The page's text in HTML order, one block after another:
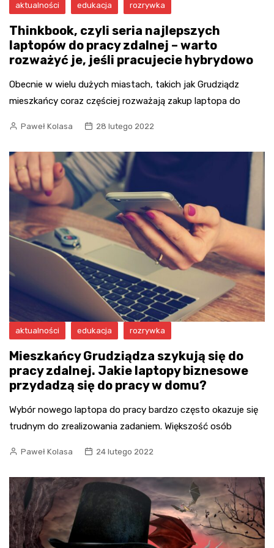
aktualności edukacja rozrywka
Thinkbook, czyli seria najlepszych
laptopów do pracy zdalnej – warto
rozważyć je, jeśli pracujecie hybrydowo
Obecnie w wielu dużych miastach, takich jak Grudziądz
mieszkańcy coraz częściej rozważają zakup laptopa do
Paweł Kolasa 28 lutego 2022
aktualności edukacja rozrywka
Mieszkańcy Grudziądza szykują się do
pracy zdalnej. Jakie laptopy biznesowe
przydadzą się do pracy w domu?
Wybór nowego laptopa do pracy bardzo często okazuje się
trudnym do zrealizowania zadaniem. Większość osób
Paweł Kolasa 24 lutego 2022